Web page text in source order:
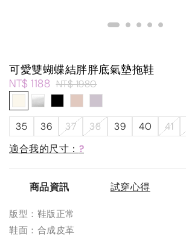
可愛雙蝴蝶結胖胖底氣墊拖鞋
NT$ 1188 NT$ 1980
35 36 37 38 39 40 41
適合我的尺寸： ?
商品資訊 試穿心得
版型：鞋版正常
鞋面：合成皮革